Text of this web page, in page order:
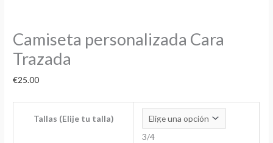
Camiseta personalizada Cara
Trazada
€25.00
Tallas (Elije tu talla)
3/4